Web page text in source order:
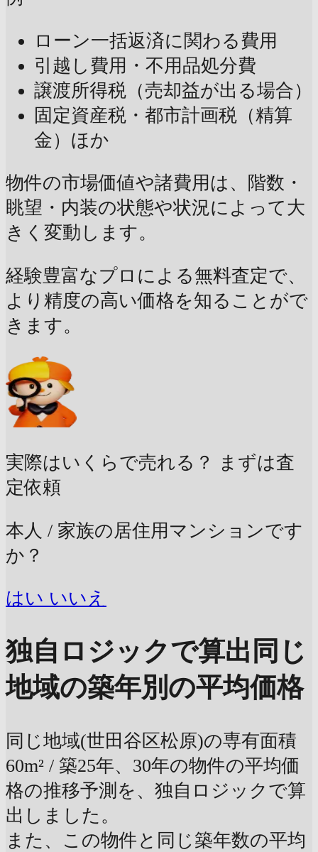
ローン一括返済に関わる費用
引越し費用・不用品処分費
譲渡所得税（売却益が出る場合）
固定資産税・都市計画税（精算
金）ほか
物件の市場価値や諸費用は、階数・
眺望・内装の状態や状況によって大
きく変動します。
経験豊富なプロによる無料査定で、
より精度の高い価格を知ることがで
きます。
実際はいくらで売れる？
まずは査
定依頼
本人 / 家族の居住用マンションです
か？
はい いいえ
独自ロジックで算出 同じ
地域の築年別の平均価格
同じ地域(世田谷区松原)の専有面積
60m² / 築25年、30年の物件の平均価
格の推移予測を、独自ロジックで算
出しました。
また、この物件と同じ築年数の平均